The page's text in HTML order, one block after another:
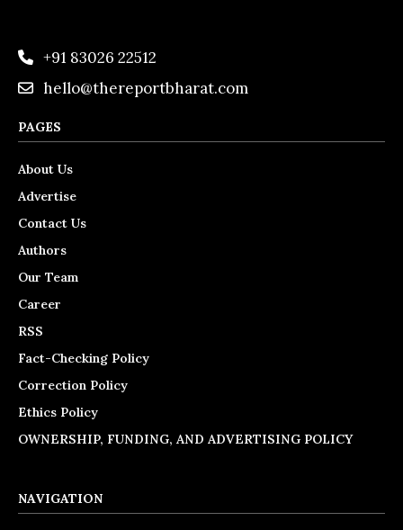
+91 83026 22512
hello@thereportbharat.com
PAGES
About Us
Advertise
Contact Us
Authors
Our Team
Career
RSS
Fact-Checking Policy
Correction Policy
Ethics Policy
OWNERSHIP, FUNDING, AND ADVERTISING POLICY
NAVIGATION